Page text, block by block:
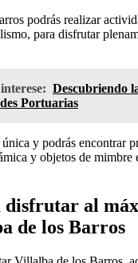
podrás realizar
para disfrutar
Descubriendo
Portuarias
y podrás encontrar
y objetos de mimbre
disfrutar al
de los Barros